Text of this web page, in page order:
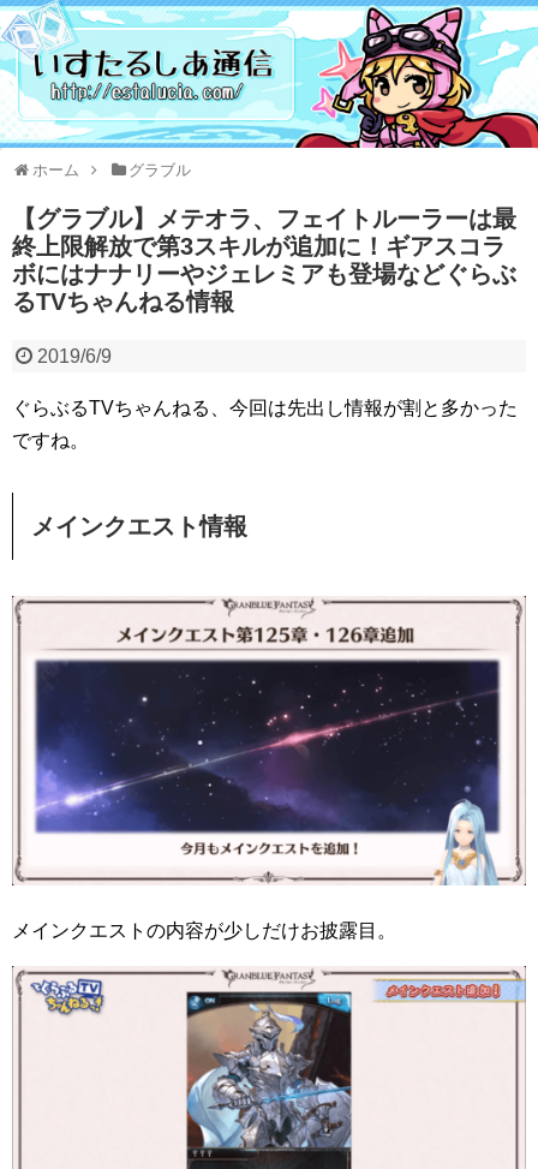
ホーム グラブル
【グラブル】メテオラ、フェイトルーラーは最
終上限解放で第3スキルが追加に！ギアスコラ
ボにはナナリーやジェレミアも登場などぐらぶ
るTVちゃんねる情報
2019/6/9
ぐらぶるTVちゃんねる、今回は先出し情報が割と多かった
ですね。
メインクエスト情報
メインクエストの内容が少しだけお披露目。